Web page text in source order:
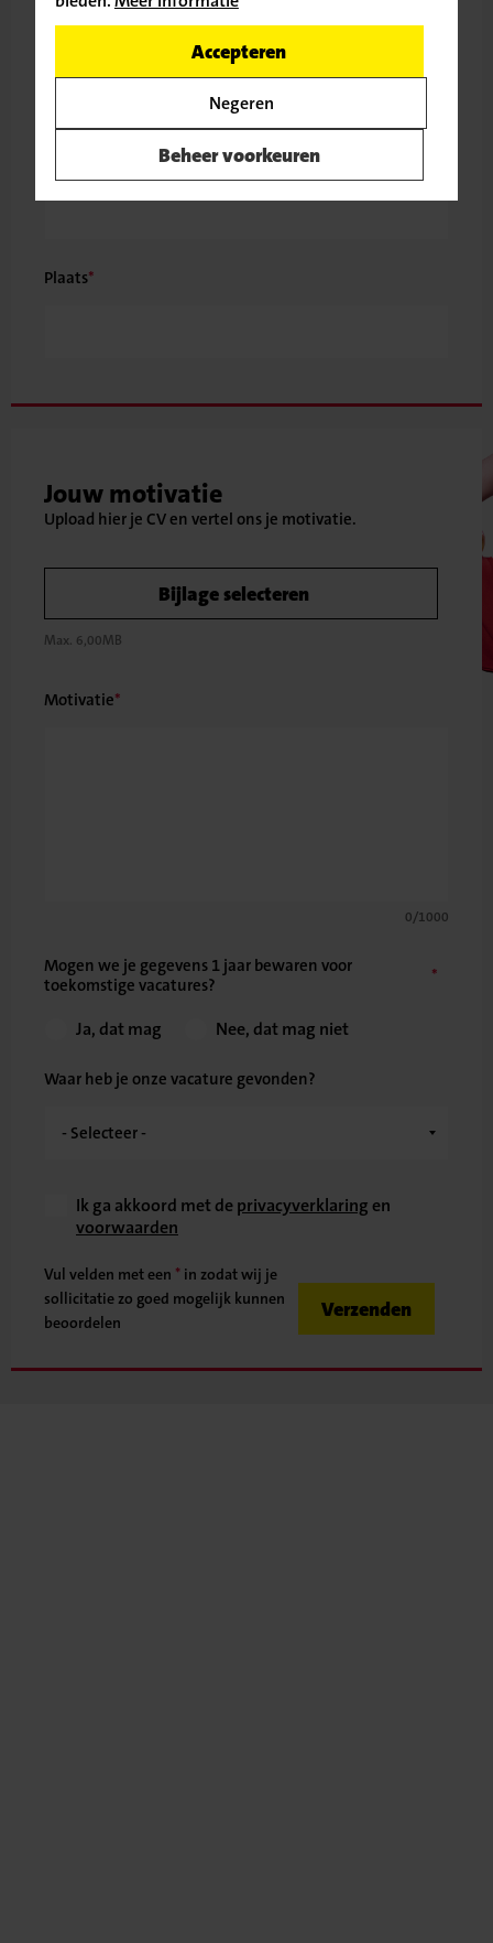
Beheer voorkeuren
Negeren
Accepteren
Huisnummer
Plaats
Jouw motivatie
Bijlage selecteren
Max. 6,00MB
Motivatie
0/1000
Mogen we je gegevens 1 jaar bewaren voor
toekomstige vacatures?
Ja, dat mag Nee, dat mag niet
Waar heb je onze vacature gevonden?
Ik ga akkoord met deprivacyverklaring en
voorwaarden
Vul velden met een * in zodat wij je
sollicitatie zo goed mogelijk kunnen
beoordelen
Verzenden
Ga door naar de vacature
Terug naar
vacatureoverzicht